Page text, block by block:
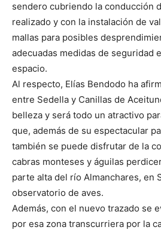
sendero cubriendo la conducción
realizado y con la instalación de
mallas para posibles
adecuadas medidas de seguridad
espacio.
Al respecto, Elías Bendodo ha
entre Sedella y Canillas de
belleza y será todo un atractivo
que, además de su espectacular
también se puede disfrutar de la
cabras monteses y águilas
parte alta del río Almanchares, en
observatorio de aves.
Además, con el nuevo trazado se
por esa zona transcurriera por la